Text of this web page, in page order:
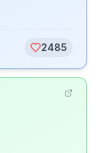
2485